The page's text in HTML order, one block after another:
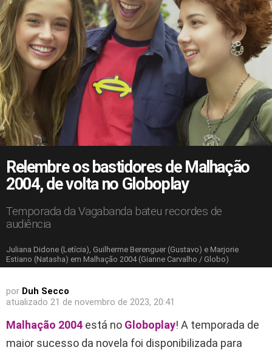
Relembre os bastidores de Malhação
2004, de volta no Globoplay
Temporada da Vagabanda bateu recordes de
audiência
Juliana Didone (Letícia), Guilherme Berenguer (Gustavo) e Marjorie
Estiano (Natasha) em Malhação 2004 (Gianne Carvalho / Globo)
por Duh Secco
atualizado 21 de novembro de 2023, 20:41
Malhação 2004 está no Globoplay! A temporada de
maior sucesso da novela foi disponibilizada para